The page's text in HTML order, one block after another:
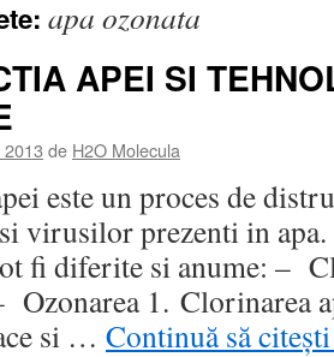
apa ozonata
APEI SI
de H2O Molecula
este un proces de
virusilor prezenti in apa.
fi diferite si anume: –
Ozonarea 1. Clorinarea
si … Continuă să